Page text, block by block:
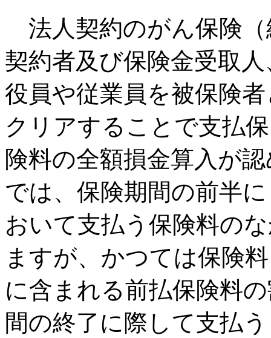
法人契約のがん保険
契約者及び保険金受取人
役員や従業員を被保険
クリアすることで支払保
険料の全額損金算入が
では、保険期間の前半に
おいて支払う保険料の
ますが、かつては保険料
に含まれる前払保険料
間の終了に際して支払う